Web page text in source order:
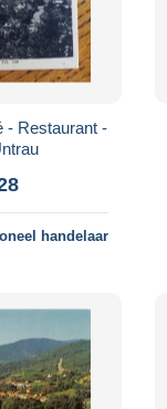
- Restaurant -
handelaar